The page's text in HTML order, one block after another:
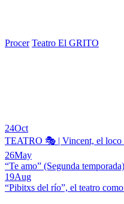
Procer Teatro El GRITO
24Oct
TEATRO 🎭 | Vincent, el loco
26May
“Te amo” (Segunda
19Aug
“Pibitxs del río”, el teatro